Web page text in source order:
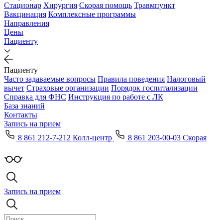
Стационар Хирургия Скорая помощь Травмпункт
Вакцинация Комплексные программы
Направления
Цены
Пациенту
Пациенту
Часто задаваемые вопросы Правила поведения Налоговый
вычет Страховые организации Порядок госпитализации
Справка для ФНС Инструкция по работе с ЛК
База знаний
Контакты
Запись на прием
8 861 212-7-212 Колл-центр
8 861 203-00-03 Скорая
Запись на прием